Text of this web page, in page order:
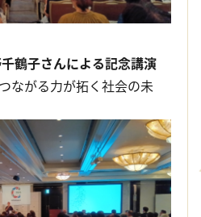
鶴子さんによる記念講演
ながる力が拓く社会の未